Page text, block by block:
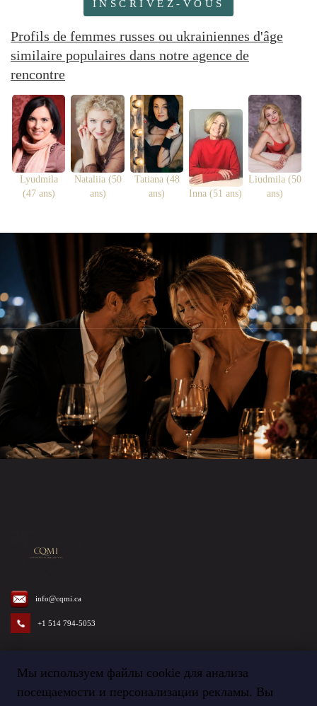
Мы используем файлы cookie для анализа
посещаемости и персонализации рекламы. Вы
INSCRIVEZ-VOUS
Profils de femmes russes ou ukrainiennes d'âge
similaire populaires dans notre agence de
rencontre
Lyudmila
(47 ans)
Nataliia (50
ans)
Tatiana (48
ans)
Inna (51 ans)
Liudmila (50
ans)
info@cqmi.ca
+1 514 794-5053